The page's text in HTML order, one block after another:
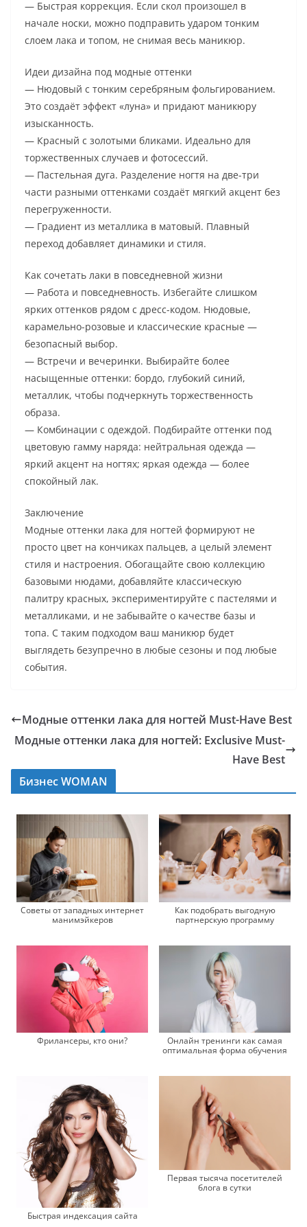
— Быстрая коррекция. Если скол произошел в
начале носки, можно подправить ударом тонким
слоем лака и топом, не снимая весь маникюр.
Идеи дизайна под модные оттенки
— Нюдовый с тонким серебряным фольгированием.
Это создаёт эффект «луна» и придают маникюру
изысканность.
— Красный с золотыми бликами. Идеально для
торжественных случаев и фотосессий.
— Пастельная дуга. Разделение ногтя на две-три
части разными оттенками создаёт мягкий акцент без
перегруженности.
— Градиент из металлика в матовый. Плавный
переход добавляет динамики и стиля.
Как сочетать лаки в повседневной жизни
— Работа и повседневность. Избегайте слишком
ярких оттенков рядом с дресс-кодом. Нюдовые,
карамельно-розовые и классические красные —
безопасный выбор.
— Встречи и вечеринки. Выбирайте более
насыщенные оттенки: бордо, глубокий синий,
металлик, чтобы подчеркнуть торжественность
образа.
— Комбинации с одеждой. Подбирайте оттенки под
цветовую гамму наряда: нейтральная одежда —
яркий акцент на ногтях; яркая одежда — более
спокойный лак.
Заключение
Модные оттенки лака для ногтей формируют не
просто цвет на кончиках пальцев, а целый элемент
стиля и настроения. Обогащайте свою коллекцию
базовыми нюдами, добавляйте классическую
палитру красных, экспериментируйте с пастелями и
металликами, и не забывайте о качестве базы и
топа. С таким подходом ваш маникюр будет
выглядеть безупречно в любые сезоны и под любые
события.
Модные оттенки лака для ногтей Must-Have Best
Модные оттенки лака для ногтей: Exclusive Must-
Have Best
Бизнес WOMAN
Советы от западных интернет
манимэйкеров
Как подобрать выгодную
партнерскую программу
Фрилансеры, кто они?
Онлайн тренинги как самая
оптимальная форма обучения
Быстрая индексация сайта
Первая тысяча посетителей
блога в сутки